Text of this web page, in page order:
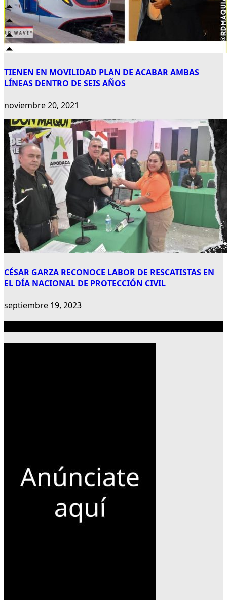
TIENEN EN MOVILIDAD PLAN DE ACABAR AMBAS
LÍNEAS DENTRO DE SEIS AÑOS
noviembre 20, 2021
CÉSAR GARZA RECONOCE LABOR DE RESCATISTAS EN
EL DÍA NACIONAL DE PROTECCIÓN CIVIL
septiembre 19, 2023